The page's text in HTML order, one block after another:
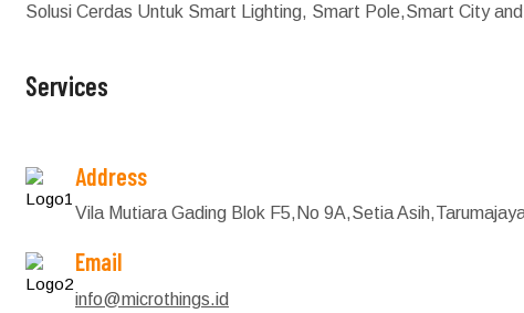
Solusi Cerdas Untuk Smart Lighting, Smart Pole,Smart City
Services
Address
Vila Mutiara Gading Blok F5,No 9A,Setia
Email
info@microthings.id